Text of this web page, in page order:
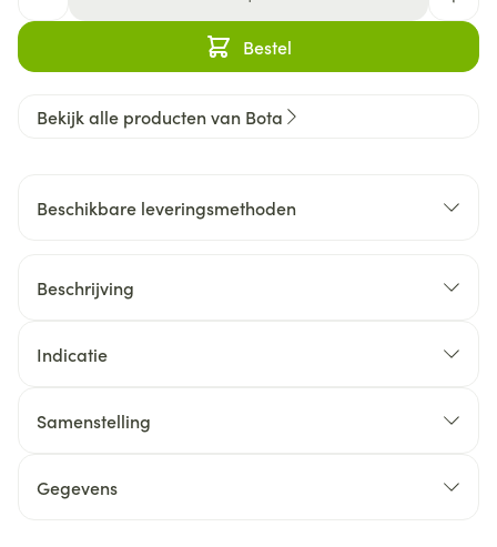
Bestel
Bekijk alle producten van Bota
Beschikbare leveringsmethoden
Beschrijving
Indicatie
Samenstelling
Gegevens